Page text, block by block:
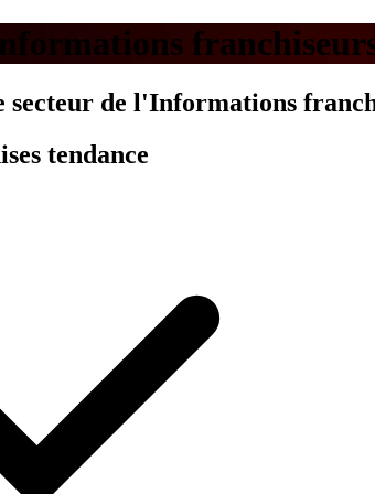
secteur de l'Informations
tendance